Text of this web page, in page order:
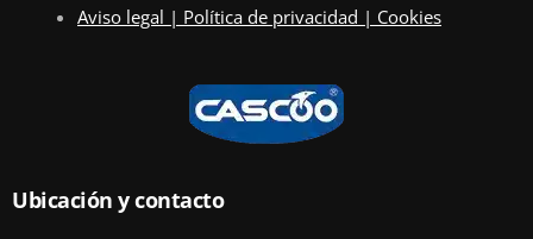
Aviso legal | Política de privacidad | Cookies
Ubicación y contacto